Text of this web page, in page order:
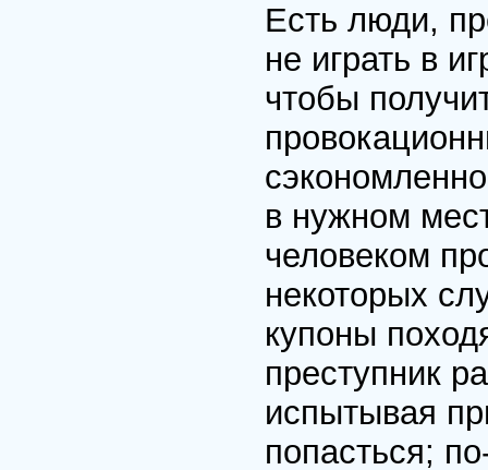
Есть люди,
не играть в
чтобы
в нужном
человеком
некоторых
купоны
преступник
испытывая
попасться;